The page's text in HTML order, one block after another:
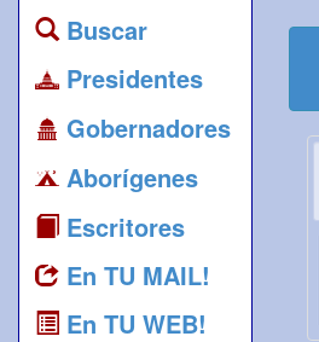
Buscar
Presidentes
Gobernadores
Aborígenes
Escritores
En TU MAIL!
En TU WEB!